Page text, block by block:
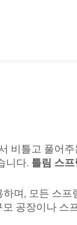
비틀고 풀어
니다. 틀림 스프
며, 모든 스
공장이나 스